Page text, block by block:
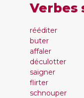
Verbes
rééditer
buter
affaler
déculotter
saigner
flirter
schnouper